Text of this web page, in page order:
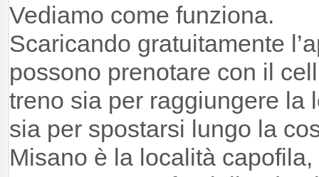
Vediamo come funziona.
Scaricando gratuitamente
possono prenotare con il
treno sia per raggiungere la
sia per spostarsi lungo la
Misano è la località